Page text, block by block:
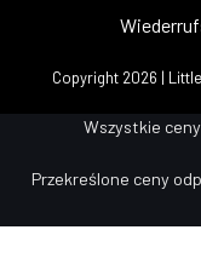
Copyright 2026 |
Wszystkie
Przekreślone ceny